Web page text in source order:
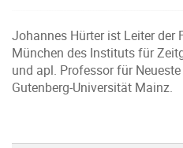
Johannes Hürter ist Leiter der
München des Instituts für
und apl. Professor für
Gutenberg-Universität Mainz.